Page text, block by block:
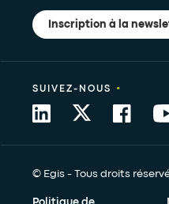
Inscription à la
© Egis - Tous droits
SUIVEZ-NOUS •